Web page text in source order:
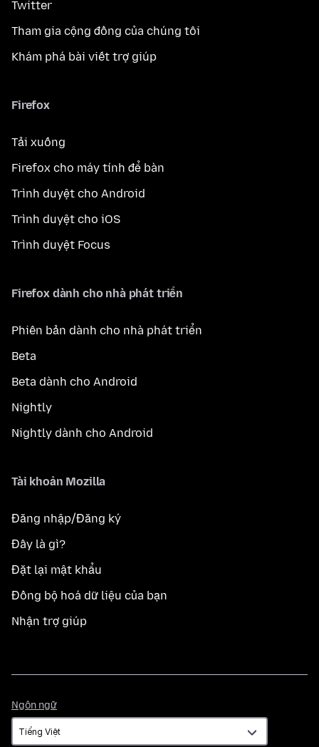
Twitter
Tham gia cộng đồng của chúng tôi
Khám phá bài viết trợ giúp
Firefox
Tải xuống
Firefox cho máy tính để bàn
Trình duyệt cho Android
Trình duyệt cho iOS
Trình duyệt Focus
Firefox dành cho nhà phát triển
Phiên bản dành cho nhà phát triển
Beta
Beta dành cho Android
Nightly
Nightly dành cho Android
Tài khoản Mozilla
Đăng nhập/Đăng ký
Đây là gì?
Đặt lại mật khẩu
Đồng bộ hoá dữ liệu của bạn
Nhận trợ giúp
Ngôn ngữ
ngữ